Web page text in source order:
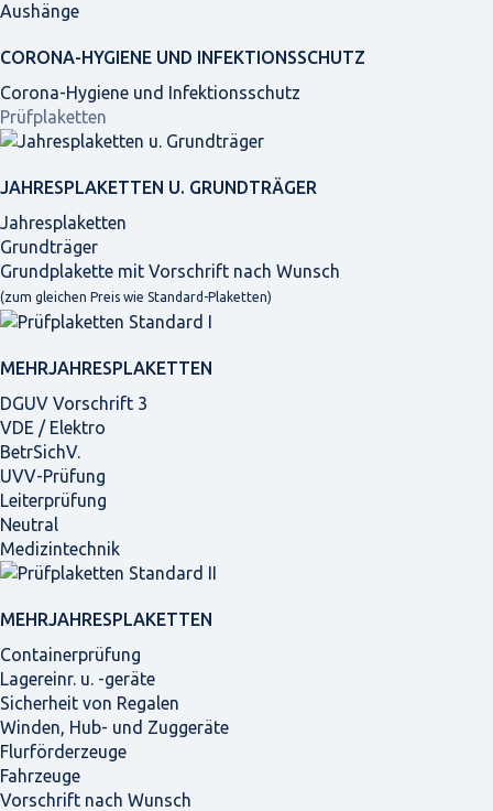
Aushänge
CORONA-HYGIENE UND INFEKTIONSSCHUTZ
Corona-Hygiene und Infektionsschutz
Prüfplaketten
JAHRES­PLAKETTEN U. GRUNDTRÄGER
Jahresplaketten
Grundträger
Grundplakette mit Vorschrift nach Wunsch
(zum gleichen Preis wie Standard-Plaketten)
MEHRJAHRES­PLAKETTEN
DGUV Vorschrift 3
VDE / Elektro
BetrSichV.
UVV-Prüfung
Leiterprüfung
Neutral
Medizintechnik
MEHRJAHRES­PLAKETTEN
Containerprüfung
Lagereinr. u. -geräte
Sicherheit von Regalen
Winden, Hub- und Zuggeräte
Flurförderzeuge
Fahrzeuge
Vorschrift nach Wunsch